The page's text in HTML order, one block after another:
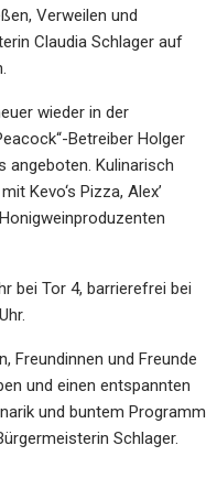
Verweilen und
Claudia Schlager auf
wieder in der
Betreiber Holger
angeboten. Kulinarisch
Kevo‘s Pizza, Alex’
bei Tor 4, barrierefrei bei
Freundinnen und Freunde
und einen entspannten
und buntem Programm
Schlager.